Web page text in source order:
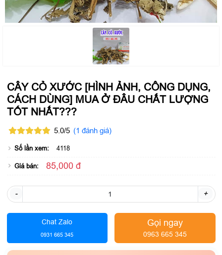
CÂY CỎ XƯỚC [HÌNH ẢNH, CÔNG DỤNG,
CÁCH DÙNG] MUA Ở ĐÂU CHẤT LƯỢNG
TỐT NHẤT???
5.0/5 (1 đánh giá)
Số lần xem: 4118
Giá bán: 85,000 đ
- +
Chat Zalo
0931 665 345
Gọi ngay
0963 665 345